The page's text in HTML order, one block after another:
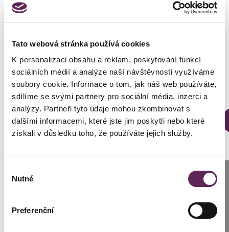
Tato webová stránka používá cookies
K personalizaci obsahu a reklam, poskytování funkcí
sociálních médií a analýze naší návštěvnosti využíváme
soubory cookie. Informace o tom, jak náš web používáte,
sdílíme se svými partnery pro sociální média, inzerci a
analýzy. Partneři tyto údaje mohou zkombinovat s
dalšími informacemi, které jste jim poskytli nebo které
získali v důsledku toho, že používáte jejich služby.
souhlasu
Nutné
Preferenční
Fotos vorher und nachher
Der behandelnde Arzt
Prim. MUDr. Petr Pachman
Brünn: +420 776 279 454